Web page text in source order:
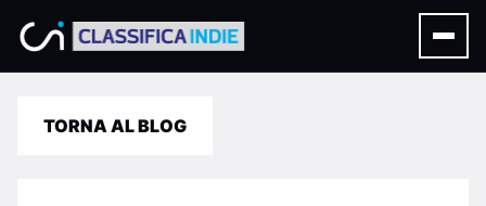
TORNA AL BLOG